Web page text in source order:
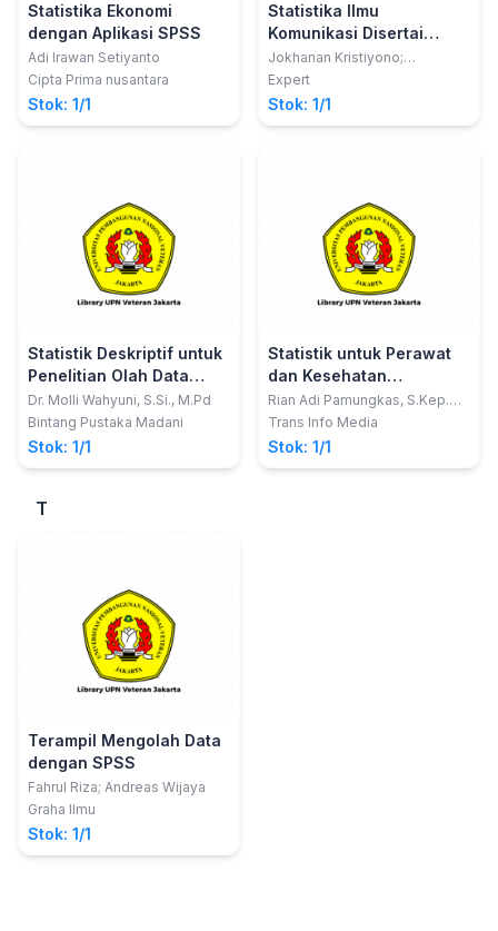
Statistika Ekonomi
dengan Aplikasi SPSS
Adi Irawan Setiyanto
Cipta Prima nusantara
Stok: 1/1
Statistika Ilmu
Komunikasi Disertai
Petunjuk Penggunaan
Aplikasi SPSS Ver.31
Jokhanan Kristiyono;
Suprihatin
Expert
Stok: 1/1
Statistik Deskriptif untuk
Penelitian Olah Data
Manual dan SPSS Versi
25
Dr. Molli Wahyuni, S.Si., M.Pd
Bintang Pustaka Madani
Stok: 1/1
Statistik untuk Perawat
dan Kesehatan
(Dilengkapi Tutorial SPSS
dan Interpretasi Data)
Rian Adi Pamungkas, S.Kep.
Ns., MNS; Nusdin, S.Kep. Ns.,
S.Kep. Ns.,;Sudarman, S.Kep.
Ns., M.Kes
Trans Info Media
Stok: 1/1
T
Terampil Mengolah Data
dengan SPSS
Fahrul Riza; Andreas Wijaya
Graha Ilmu
Stok: 1/1